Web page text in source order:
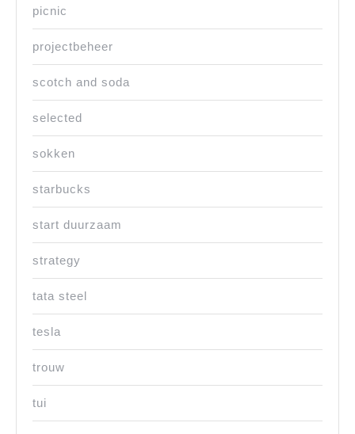
picnic
projectbeheer
scotch and soda
selected
sokken
starbucks
start duurzaam
strategy
tata steel
tesla
trouw
tui